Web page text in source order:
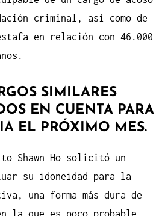
criminal, así como de
en relación con 46.000
SIMILARES
EN CUENTA PARA
EL PRÓXIMO MES.
Shawn Ho solicitó un
su idoneidad para la
una forma más dura de
la que es poco probable